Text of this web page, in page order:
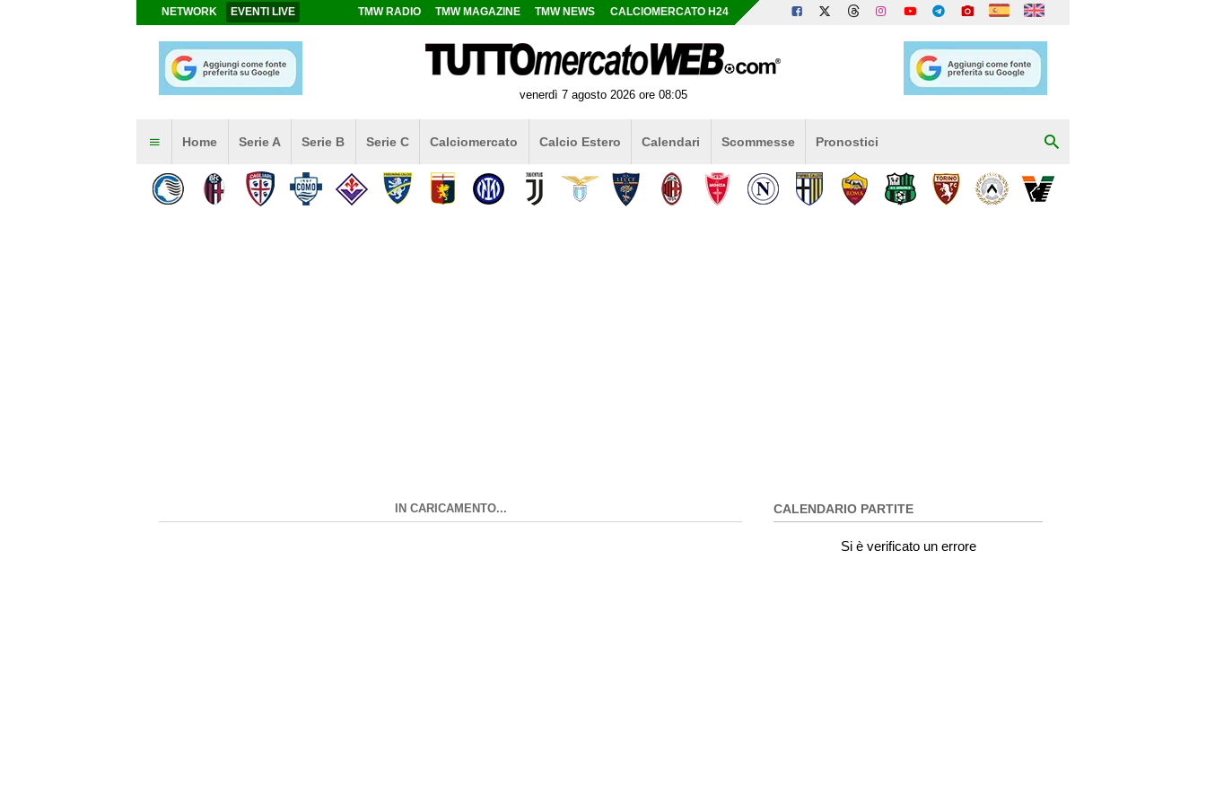
NETWORK EVENTI LIVE TMW RADIO TMW MAGAZINE TMW NEWS CALCIOMERCATO H24
venerdì 7 agosto 2026 ore 08:05
Home Serie A Serie B Serie C Calciomercato Calcio Estero Calendari Scommesse Pronostici
IN CARICAMENTO... CALENDARIO PARTITE
Si è verificato un errore